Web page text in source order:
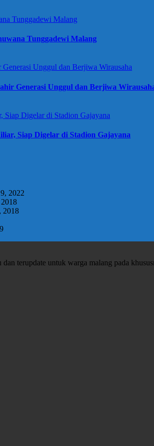
Tunggadewi Malang
Generasi Unggul dan Berjiwa
Siap Digelar di Stadion Gajayana
2022
2018
terupdate untuk warga malang pada